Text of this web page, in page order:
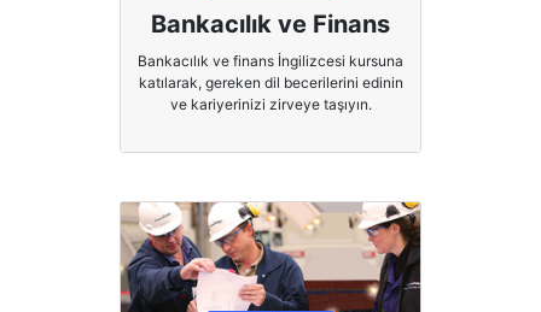
Bankacılık ve Finans
Bankacılık ve finans İngilizcesi kursuna
katılarak, gereken dil becerilerini edinin
ve kariyerinizi zirveye taşıyın.